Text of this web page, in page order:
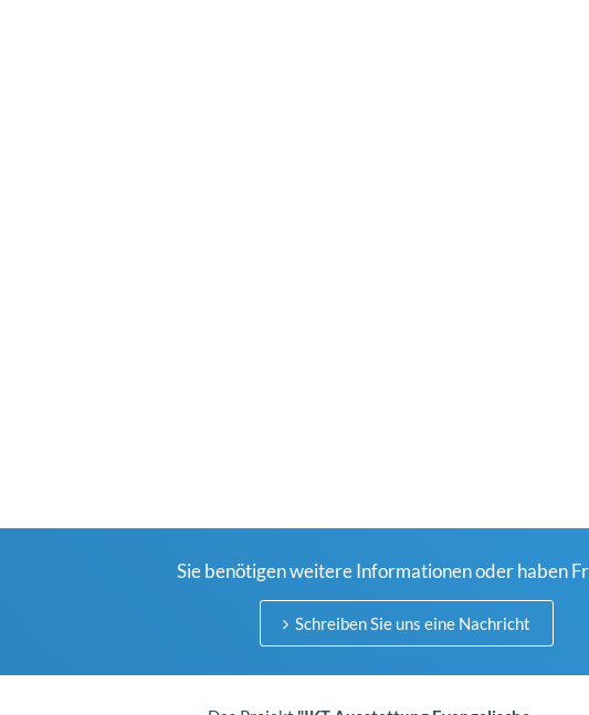
Sie benötigen weitere Informationen oder haben
Schreiben Sie uns eine Nachricht